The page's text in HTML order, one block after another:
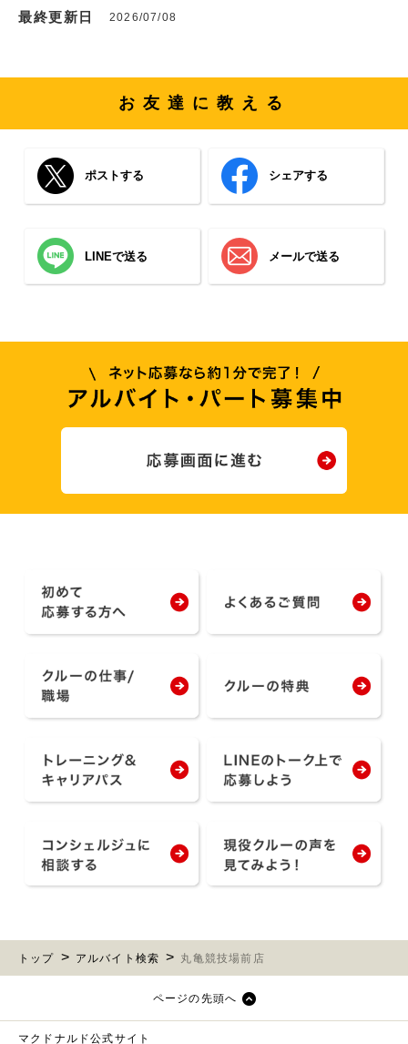
最終更新日 2026/07/08
お友達に教える
ポストする シェアする
LINEで送る メールで送る
トップ アルバイト検索 丸亀競技場前店
ページの先頭へ
マクドナルド公式サイト